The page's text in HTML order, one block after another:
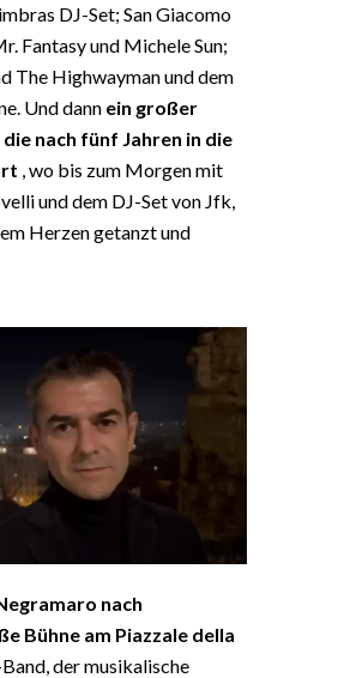
DJ-Set; San Giacomo
Fantasy und Michele Sun;
The Highwayman und dem
Und dann ein großer
nach fünf Jahren in die
, wo bis zum Morgen mit
und dem DJ-Set von Jfk,
Herzen getanzt und
nach
Bühne am Piazzale della
der musikalische